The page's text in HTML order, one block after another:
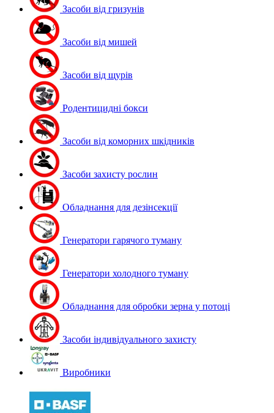
Засоби від гризунів
Засоби від мишей
Засоби від щурів
Родентицидні бокси
Засоби від коморних шкідників
Засоби захисту рослин
Обладнання для дезінсекції
Генератори гарячого туману
Генератори холодного туману
Обладнання для обробки зерна у потоці
Засоби індивідуального захисту
Виробники